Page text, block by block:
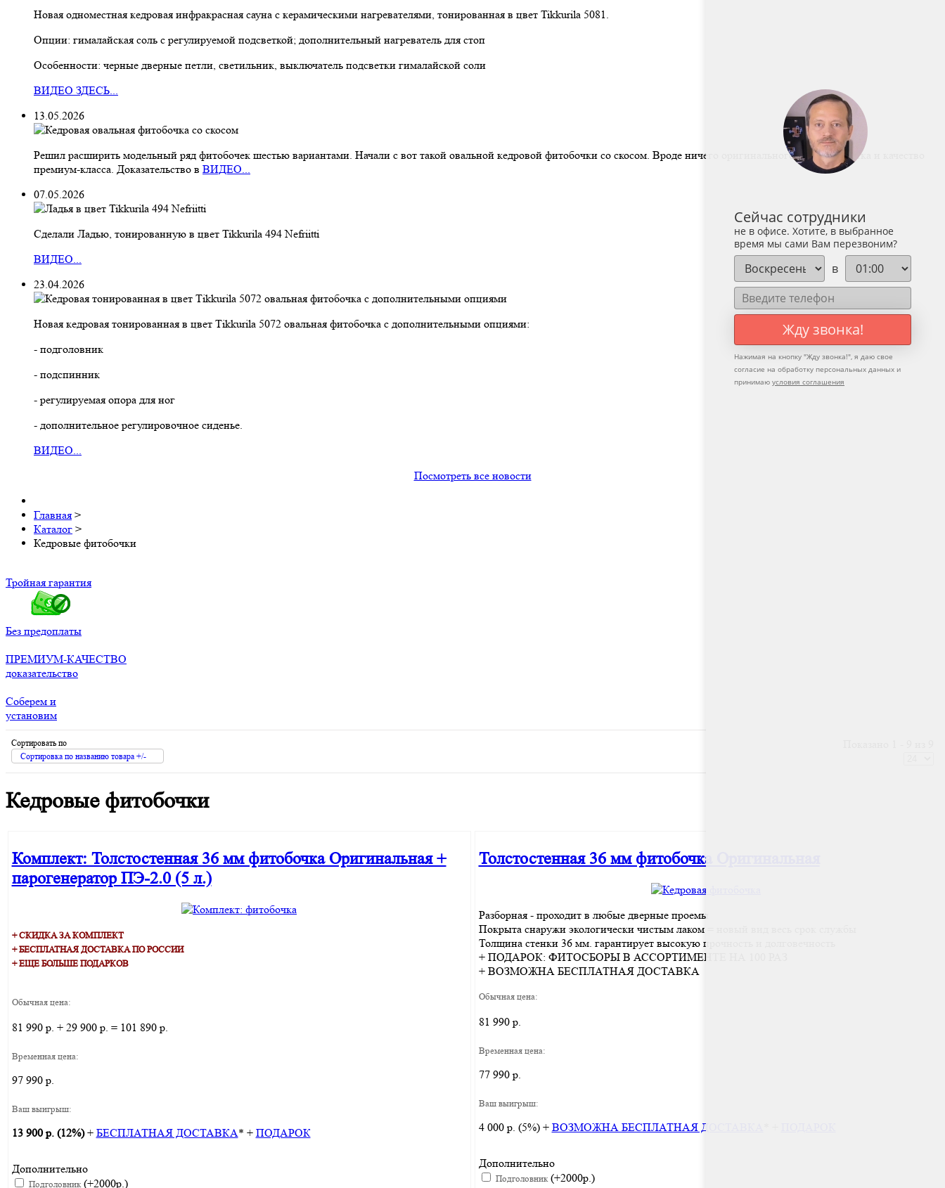
Новая одноместная кедровая инфракрасная сауна с керамическими нагревателями, тонированная в цвет Tikkurila 5081.
Опции: гималайская соль с регулируемой подсветкой; дополнительный нагреватель для стоп
Особенности: черные дверные петли, светильник, выключатель подсветки гималайской соли
ВИДЕО ЗДЕСЬ...
13.05.2026
Решил расширить модельный ряд фитобочек шестью вариантами. Начали с вот такой овальной кедровой фитобочки со скосом. Вроде ничего оригинального, зато обработка и качество
премиум-класса. Доказательство в ВИДЕО...
07.05.2026
Сделали Ладью, тонированную в цвет Tikkurila 494 Nefriitti
ВИДЕО...
23.04.2026
Новая кедровая тонированная в цвет Тikkurila 5072 овальная фитобочка с дополнительными опциями:
- подголовник
- подспинник
- регулируемая опора для ног
- дополнительное регулировочное сиденье.
ВИДЕО...
Посмотреть все новости
Главная >
Каталог >
Кедровые фитобочки
Тройная гарантия
Без предоплаты
ПРЕМИУМ-КАЧЕСТВО
доказательство
Соберем и
установим
Сортировать по
Сортировка по названию товара +/-
Кедровые фитобочки
Комплект: Толстостенная 36 мм фитобочка Оригинальная +
парогенератор ПЭ-2.0 (5 л.)
+ СКИДКА ЗА КОМПЛЕКТ
+ БЕСПЛАТНАЯ ДОСТАВКА ПО РОССИИ
+ ЕЩЕ БОЛЬШЕ ПОДАРКОВ
Обычная цена:
81 990 р. + 29 900 р. = 101 890 р.
Временная цена:
97 990 р.
Ваш выигрыш:
13 900 р. (12%)+ БЕСПЛАТНАЯ ДОСТАВКА* + ПОДАРОК
Дополнительно
Подголовник(+2000р.)
Толстостенная 36 мм фитобочка Оригинальная
Разборная - проходит в любые дверные проемы
Покрыта снаружи экологически чистым лаком = новый вид весь срок службы
Толщина стенки 36 мм. гарантирует высокую прочность и долговечность
+ ПОДАРОК: ФИТОСБОРЫ В АССОРТИМЕНТЕ НА 100 РАЗ
+ ВОЗМОЖНА БЕСПЛАТНАЯ ДОСТАВКА
Обычная цена:
81 990 р.
Временная цена:
77 990 р.
Ваш выигрыш:
4 000 р. (5%) + ВОЗМОЖНА БЕСПЛАТНАЯ ДОСТАВКА
Дополнительно
Подголовник(+2000р.)
Сейчас сотрудники
не в офисе. Хотите, в выбранное
время мы сами Вам перезвоним?
в
Жду звонка!
Нажимая на кнопку "Жду звонка!", я даю свое
согласие на обработку персональных данных и
принимаю условия соглашения